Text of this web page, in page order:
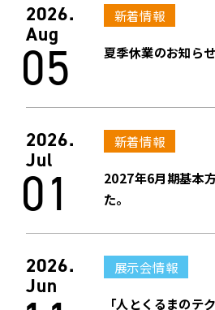
2026.
Aug
05
新着情報
夏季休業のお知らせ
2026.
Jul
01
新着情報
2027年6月期基本
た。
2026.
Jun
展示会情報
「人とくるまのテ